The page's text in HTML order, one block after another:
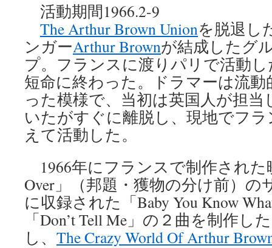
キ
活動期間1966.2-9
The Arthur Brown Unionを脱退し
ンガーArthur Brownが結成したグ
プ。フランスに渡りパリで活動
短命に終わった。ドラマーは流動
った模様で、当初は英国人が担当
いたがすぐに離脱し、現地でフ
えて活動した。
1966年にフランスで制作された
Over」（邦題・獲物の分け前）
に収録された「Baby You Know
「Don’t Tell Me」の２曲を制作し
し、 The Crazy World Of Arthur